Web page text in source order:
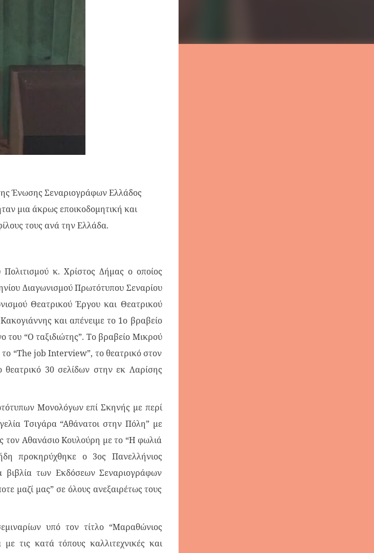
Ένωσης Σεναριογράφων Ελλάδος
μια άκρως εποικοδομητική και
τους ανά την Ελλάδα.
κ. Χρίστος Δήμας ο οποίος
Διαγωνισμού Πρωτότυπου Σεναρίου
Θεατρικού Έργου και Θεατρικού
και απένειμε το 1ο βραβείο
“Ο ταξιδιώτης”. Το βραβείο Μικρού
“The job Interview”, το θεατρικό στον
θεατρικό 30 σελίδων στην εκ Λαρίσης
Μονολόγων επί Σκηνής με περί
Τσιγάρα “Αθάνατοι στην Πόλη” με
τον Αθανάσιο Κουλούρη με το “Η φωλιά
προκηρύχθηκε ο 3ος Πανελλήνιος
των Εκδόσεων Σεναριογράφων
μαζί μας” σε όλους ανεξαιρέτως τους
υπό τον τίτλο “Μαραθώνιος
τις κατά τόπους καλλιτεχνικές και